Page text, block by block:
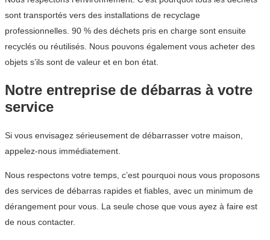
sont transportés vers des installations de recyclage
professionnelles. 90 % des déchets pris en charge sont ensuite
recyclés ou réutilisés. Nous pouvons également vous acheter des
objets s’ils sont de valeur et en bon état.
Notre entreprise de débarras à votre
service
Si vous envisagez sérieusement de débarrasser votre maison,
appelez-nous immédiatement.
Nous respectons votre temps, c’est pourquoi nous vous proposons
des services de débarras rapides et fiables, avec un minimum de
dérangement pour vous. La seule chose que vous ayez à faire est
de nous contacter.